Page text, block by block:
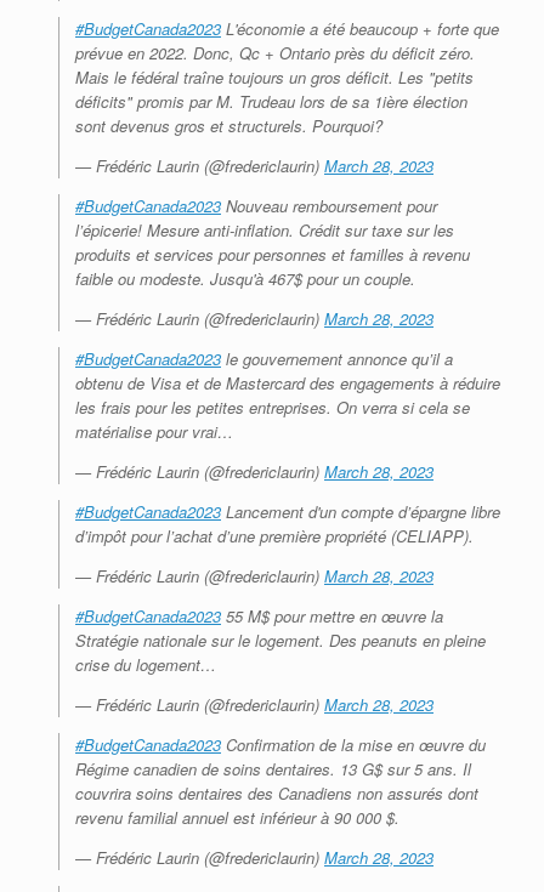
#BudgetCanada2023 L'économie a été beaucoup + forte que
prévue en 2022. Donc, Qc + Ontario près du déficit zéro.
Mais le fédéral traîne toujours un gros déficit. Les "petits
déficits" promis par M. Trudeau lors de sa 1ière élection
sont devenus gros et structurels. Pourquoi?
— Frédéric Laurin (@fredericlaurin) March 28, 2023
#BudgetCanada2023 Nouveau remboursement pour
l’épicerie! Mesure anti-inflation. Crédit sur taxe sur les
produits et services pour personnes et familles à revenu
faible ou modeste. Jusqu'à 467$ pour un couple.
— Frédéric Laurin (@fredericlaurin) March 28, 2023
#BudgetCanada2023 le gouvernement annonce qu’il a
obtenu de Visa et de Mastercard des engagements à réduire
les frais pour les petites entreprises. On verra si cela se
matérialise pour vrai…
— Frédéric Laurin (@fredericlaurin) March 28, 2023
#BudgetCanada2023 Lancement d'un compte d’épargne libre
d’impôt pour l’achat d’une première propriété (CELIAPP).
— Frédéric Laurin (@fredericlaurin) March 28, 2023
#BudgetCanada2023 55 M$ pour mettre en œuvre la
Stratégie nationale sur le logement. Des peanuts en pleine
crise du logement…
— Frédéric Laurin (@fredericlaurin) March 28, 2023
#BudgetCanada2023 Confirmation de la mise en œuvre du
Régime canadien de soins dentaires. 13 G$ sur 5 ans. Il
couvrira soins dentaires des Canadiens non assurés dont
revenu familial annuel est inférieur à 90 000 $.
— Frédéric Laurin (@fredericlaurin) March 28, 2023